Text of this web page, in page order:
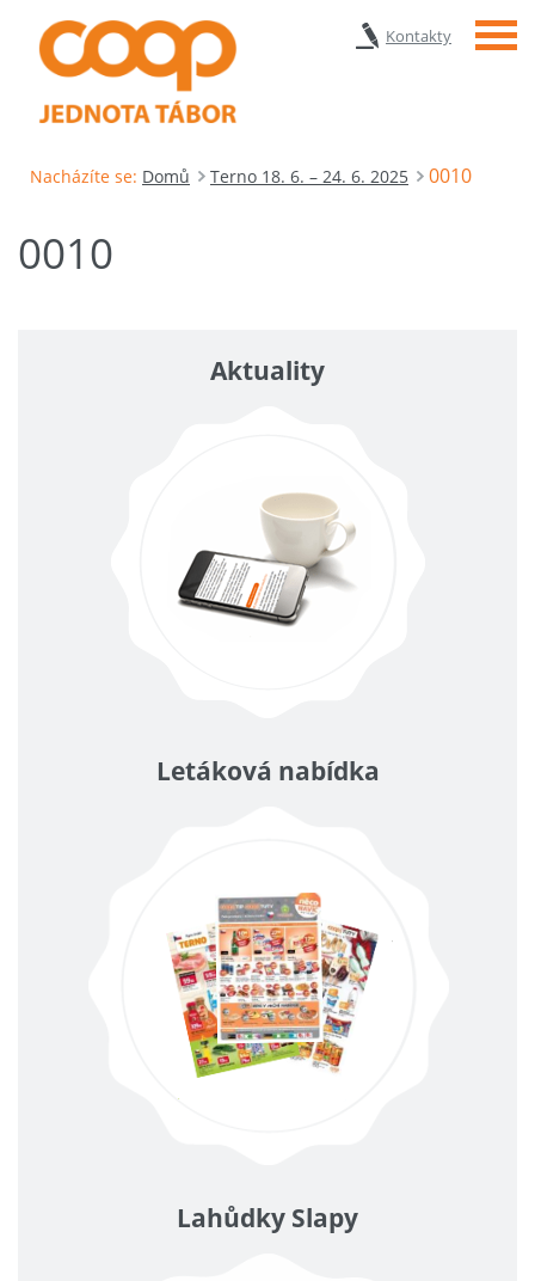
Kontakty Menu
Nacházíte se: Domů Terno 18. 6. – 24. 6. 2025 0010
0010
Aktuality
Letáková nabídka
Lahůdky Slapy